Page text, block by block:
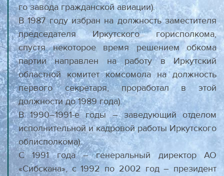
го завода гражданской авиации).
В 1987 году избран на должность заместителя
председателя Иркутского горисполкома,
спустя некоторое время решением обкома
партии направлен на работу в Иркутский
областной комитет комсомола на должность
первого секретаря, проработал в этой
должности до 1989 года).
В 1990–1991-е годы – заведующий отделом
исполнительной и кадровой работы Иркутского
облисполкома).
С 1991 года – генеральный директор АО
«Сибскана», с 1992 по 2002 год – президент